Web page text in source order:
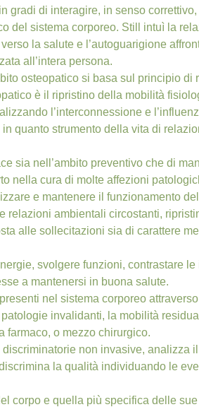
gradi di interagire, in senso
del sistema corporeo. Still intuì la
la salute e l’autoguarigione
all’intera persona.
osteopatico si basa sul principio di
è il ripristino della mobilità
l’interconnessione e
quanto strumento della vita di
sia nell’ambito preventivo che di
nella cura di molte affezioni
e mantenere il funzionamento
relazioni ambientali circostanti,
alle sollecitazioni sia di carattere
svolgere funzioni, contrastare
a mantenersi in buona salute.
nel sistema corporeo
invalidanti, la mobilità
farmaco, o mezzo chirurgico.
non invasive, analizza
la qualità individuando le
corpo e quella più specifica delle